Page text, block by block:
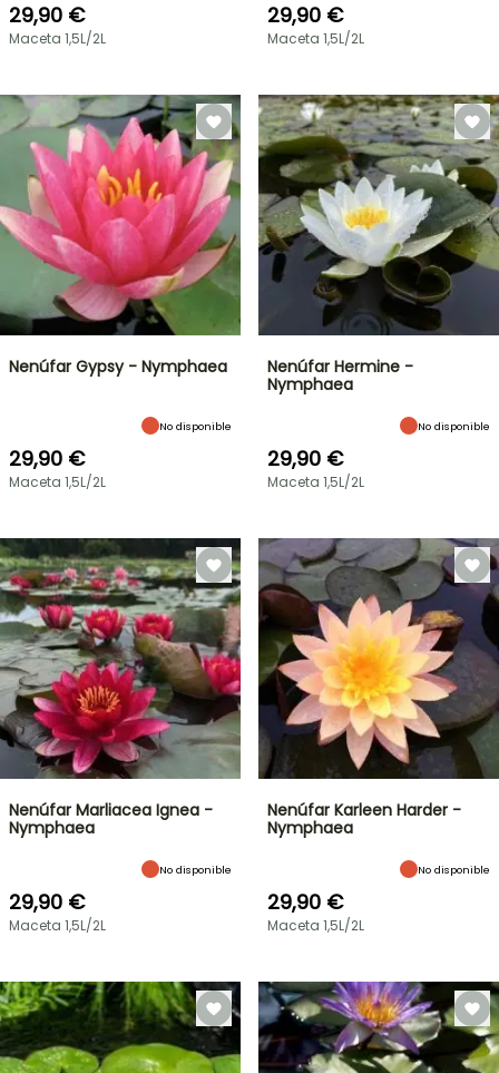
29,90 €
Maceta 1,5L/2L
29,90 €
Maceta 1,5L/2L
Nenúfar Gypsy - Nymphaea
No disponible
29,90 €
Maceta 1,5L/2L
Nenúfar Hermine -
Nymphaea
No disponible
29,90 €
Maceta 1,5L/2L
Nenúfar Marliacea Ignea -
Nymphaea
No disponible
29,90 €
Maceta 1,5L/2L
Nenúfar Karleen Harder -
Nymphaea
No disponible
29,90 €
Maceta 1,5L/2L